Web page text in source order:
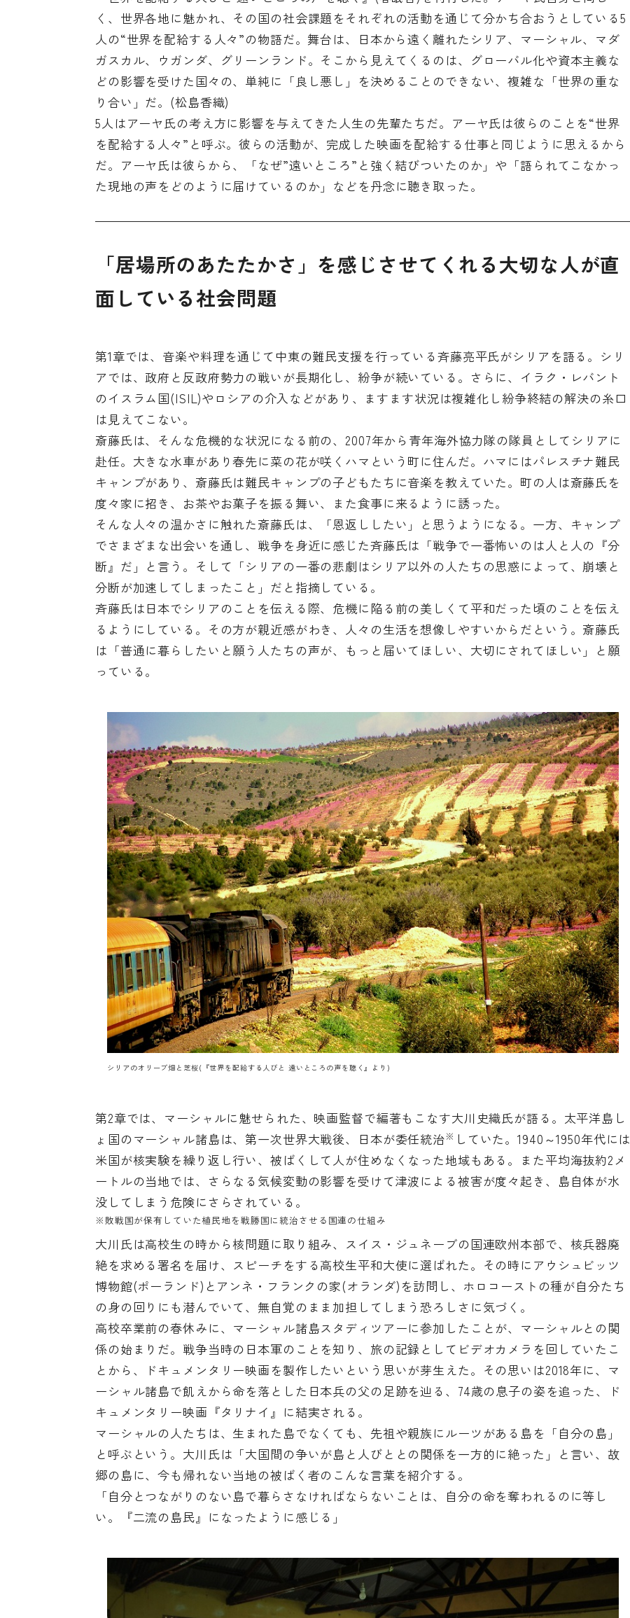
く、世界各地に魅かれ、その国の社会課題をそれぞれの活動を通じて分かち合おうとしている5
人の“世界を配給する人々”の物語だ。舞台は、日本から遠く離れたシリア、マーシャル、マダ
ガスカル、ウガンダ、グリーンランド。そこから見えてくるのは、グローバル化や資本主義な
どの影響を受けた国々の、単純に「良し悪し」を決めることのできない、複雑な「世界の重な
り合い」だ。(松島香織)
5人はアーヤ氏の考え方に影響を与えてきた人生の先輩たちだ。アーヤ氏は彼らのことを“世界
を配給する人々”と呼ぶ。彼らの活動が、完成した映画を配給する仕事と同じように思えるから
だ。アーヤ氏は彼らから、「なぜ”遠いところ”と強く結びついたのか」や「語られてこなかっ
た現地の声をどのように届けているのか」などを丹念に聴き取った。
「居場所のあたたかさ」を感じさせてくれる大切な人が直
面している社会問題
第1章では、音楽や料理を通じて中東の難民支援を行っている斉藤亮平氏がシリアを語る。シリ
アでは、政府と反政府勢力の戦いが長期化し、紛争が続いている。さらに、イラク・レバント
のイスラム国(ISIL)やロシアの介入などがあり、ますます状況は複雑化し紛争終結の解決の糸口
は見えてこない。
斎藤氏は、そんな危機的な状況になる前の、2007年から青年海外協力隊の隊員としてシリアに
赴任。大きな水車があり春先に菜の花が咲くハマという町に住んだ。ハマにはパレスチナ難民
キャンプがあり、斎藤氏は難民キャンプの子どもたちに音楽を教えていた。町の人は斎藤氏を
度々家に招き、お茶やお菓子を振る舞い、また食事に来るように誘った。
そんな人々の温かさに触れた斎藤氏は、「恩返ししたい」と思うようになる。一方、キャンプ
でさまざまな出会いを通し、戦争を身近に感じた斉藤氏は「戦争で一番怖いのは人と人の『分
断』だ」と言う。そして「シリアの一番の悲劇はシリア以外の人たちの思惑によって、崩壊と
分断が加速してしまったこと」だと指摘している。
斉藤氏は日本でシリアのことを伝える際、危機に陥る前の美しくて平和だった頃のことを伝え
るようにしている。その方が親近感がわき、人々の生活を想像しやすいからだという。斎藤氏
は「普通に暮らしたいと願う人たちの声が、もっと届いてほしい、大切にされてほしい」と願
っている。
シリアのオリーブ畑と芝桜(『世界を配給する人びと 遠いところの声を聴く』より)
第2章では、マーシャルに魅せられた、映画監督で編著もこなす大川史織氏が語る。太平洋島し
ょ国のマーシャル諸島は、第一次世界大戦後、日本が委任統治※ していた。1940～1950年代には
米国が核実験を繰り返し行い、被ばくして人が住めなくなった地域もある。また平均海抜約2メ
ートルの当地では、さらなる気候変動の影響を受けて津波による被害が度々起き、島自体が水
没してしまう危険にさらされている。
※敗戦国が保有していた植民地を戦勝国に統治させる国連の仕組み
大川氏は高校生の時から核問題に取り組み、スイス・ジュネーブの国連欧州本部で、核兵器廃
絶を求める署名を届け、スピーチをする高校生平和大使に選ばれた。その時にアウシュビッツ
博物館(ポーランド)とアンネ・フランクの家(オランダ)を訪問し、ホロコーストの種が自分たち
の身の回りにも潜んでいて、無自覚のまま加担してしまう恐ろしさに気づく。
高校卒業前の春休みに、マーシャル諸島スタディツアーに参加したことが、マーシャルとの関
係の始まりだ。戦争当時の日本軍のことを知り、旅の記録としてビデオカメラを回していたこ
とから、ドキュメンタリー映画を製作したいという思いが芽生えた。その思いは2018年に、マ
ーシャル諸島で飢えから命を落とした日本兵の父の足跡を辿る、74歳の息子の姿を追った、
ド
キュメンタリー映画『タリナイ』 に結実される。
マーシャルの人たちは、生まれた島でなくても、先祖や親族にルーツがある島を「自分の島」
と呼ぶという。大川氏は「大国間の争いが島と人びととの関係を一方的に絶った」と言い、故
郷の島に、今も帰れない当地の被ばく者のこんな言葉を紹介する。
「自分とつながりのない島で暮らさなければならないことは、自分の命を奪われるのに等し
い。『二流の島民』になったように感じる」